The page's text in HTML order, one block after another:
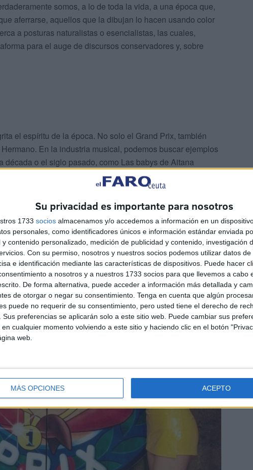
Su privacidad es importante para nosotros
1733 socios almacenamos y/o accedemos a información en un
personales, como identificadores únicos e información estándar enviada
y contenido personalizado, medición de publicidad y contenido, investigación
Con su permiso, nosotros y nuestros socios podemos utilizar datos de
e identificación mediante las características de dispositivos. Puede hacer
a nosotros y a nuestros 1733 socios para que llevemos a cabo
De forma alternativa, puede acceder a información más detallada y
de otorgar o negar su consentimiento. Tenga en cuenta que algún
puede no requerir de su consentimiento, pero usted tiene el derecho de
Sus preferencias se aplicarán solo a este sitio web. Puede cambiar sus
cualquier momento volviendo a este sitio y haciendo clic en el botón
web.
MÁS OPCIONES ACEPTO
somos, a lo de toda la vida, a una época que,
aferrarse, aquellos que la dibujan lo hacen usando color
a posturas naturalistas o esencialistas, las cuales,
para el auge de discursos conservadores y, sobre
el espíritu de la época. No solo el Grand Prix, también
En la industria musical, podemos buscar ejemplos
o el siglo pasado, como Las babys de Aitana
de Abraham Mateo (versión de Maniac de Michael
parte de El violinista en tu tejado de Melendi).